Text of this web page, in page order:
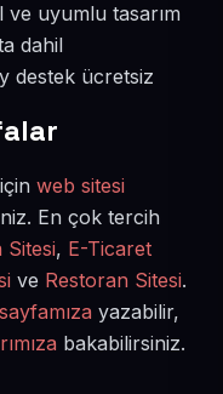
ve uyumlu tasarım
dahil
destek ücretsiz
web sitesi
En çok tercih
Sitesi, E-Ticaret
ve Restoran Sitesi.
yazabilir,
bakabilirsiniz.